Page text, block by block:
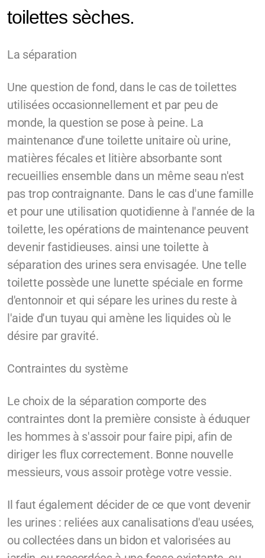
toilettes sèches.
La séparation
Une question de fond, dans le cas de toilettes
utilisées occasionnellement et par peu de
monde, la question se pose à peine. La
maintenance d'une toilette unitaire où urine,
matières fécales et litière absorbante sont
recueillies ensemble dans un même seau n'est
pas trop contraignante. Dans le cas d'une famille
et pour une utilisation quotidienne à l'année de la
toilette, les opérations de maintenance peuvent
devenir fastidieuses. ainsi une toilette à
séparation des urines sera envisagée. Une telle
toilette possède une lunette spéciale en forme
d'entonnoir et qui sépare les urines du reste à
l'aide d'un tuyau qui amène les liquides où le
désire par gravité.
Contraintes du système
Le choix de la séparation comporte des
contraintes dont la première consiste à éduquer
les hommes à s'assoir pour faire pipi, afin de
diriger les flux correctement. Bonne nouvelle
messieurs, vous assoir protège votre vessie.
Il faut également décider de ce que vont devenir
les urines : reliées aux canalisations d'eau usées,
ou collectées dans un bidon et valorisées au